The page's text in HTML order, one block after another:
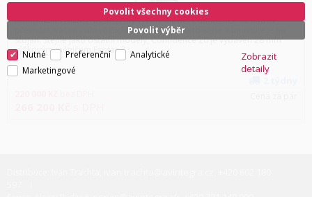
Kompaktní velikost. Mistrovský výkon. Model Confidence 20 nabízí
přesnost, vášeň i sílu větších reproduktorů této série a umísťuje je na
stojan. Stejně jako ostatní modely, Confidence 20 je vybaven 28 mm
výškovým měničem Esotar 3…
Povolit výběr
Povolit všechny cookies
Nutné Preferenční
Analytické
Marketingové
Zobrazit
detaily